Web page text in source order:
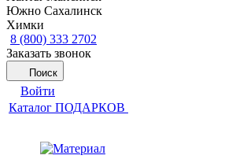
Южно Сахалинск
Химки
8 (800) 333 2702
Заказать звонок
Поиск
Войти
Каталог ПОДАРКОВ